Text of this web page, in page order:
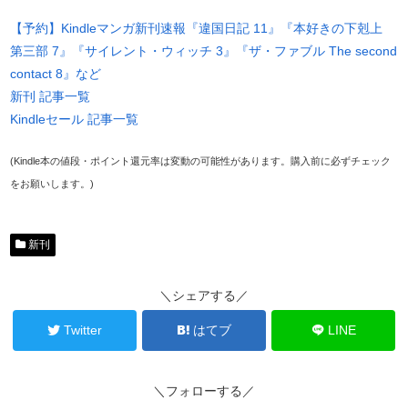
【予約】Kindleマンガ新刊速報『違国日記 11』『本好きの下剋上
第三部 7』『サイレント・ウィッチ 3』『ザ・ファブル The second
contact 8』など
新刊 記事一覧
Kindleセール 記事一覧
(Kindle本の値段・ポイント還元率は変動の可能性があります。購入前に必ずチェック
をお願いします。)
新刊
＼シェアする／
Twitter はてブ LINE
＼フォローする／